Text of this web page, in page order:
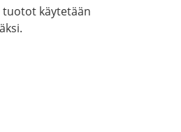
tuotot käytetään